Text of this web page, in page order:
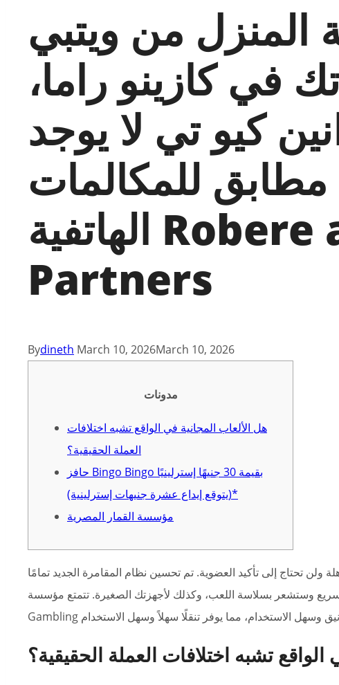
المنزل من ويتبي
في كازينو راما،
كيو تي لا يوجد
للمكالمات
الهاتفية Robere and
Partners
Bydineth March 10, 2026March 10, 2026
مدونات
هل الألعاب المجانية في الواقع تشبه اختلافات
العملة الحقيقية؟
حافز Bingo Bingo بقيمة 30 جنيهًا إسترلينيًا
(يتوقع إيداع عشرة جنيهات إسترلينية)*
مؤسسة القمار المصرية
ولن تحتاج إلى تأكيد العضوية. تم تحسين نظام المقامرة الجديد تمامًا
وستشعر بسلاسة اللعب، وكذلك لأجهزتك الصغيرة. تتمتع مؤسسة Vavada
تشبه اختلافات العملة الحقيقية؟